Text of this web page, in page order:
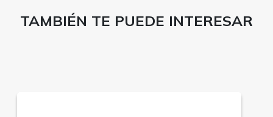
TAMBIÉN TE PUEDE INTERESAR